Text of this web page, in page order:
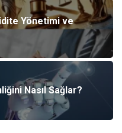
Yönetimi ve
Nasıl Sağlar?